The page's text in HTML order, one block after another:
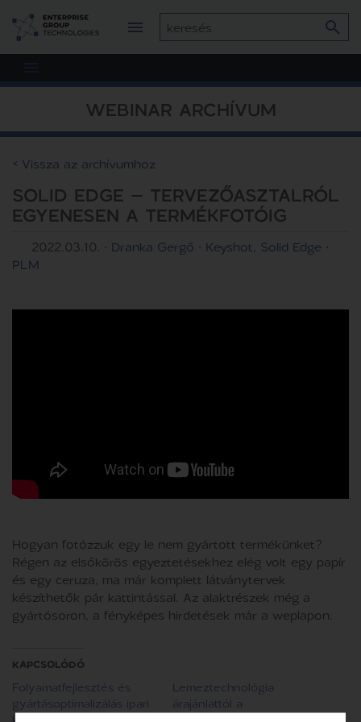
WEBINAR ARCHÍVUM
< Vissza az archívumhoz
SOLID EDGE – TERVEZŐASZTALRÓL
EGYENESEN A TERMÉKFOTÓIG
2022.03.10. · Dranka Gergő · Keyshot Solid Edge ·
PLM
Hogyan fotózzuk egy le nem gyártott termékünket?
Régen az elsőkörös egyeztetésekhez elég volt egy papír
és egy ceruza, ma már komplett látványtervek
készíthetők pár kattintással. Az alaktrészek még a
gyártósoron, a fényképes hirdetések már a weplapon.
KAPCSOLÓDÓ
Folyamatfejlesztés és
gyártásoptimalizálás ipari
Lemeztechnológia
árajánlattól a